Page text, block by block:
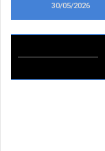
30/05/2026